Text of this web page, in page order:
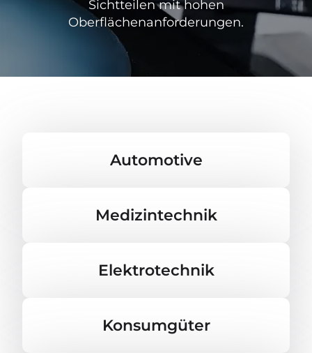
Sichtteilen mit hohen
Oberflächenanforderungen.
Automotive
Medizintechnik
Elektrotechnik
Konsumgüter